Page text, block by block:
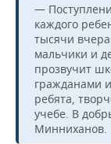
—
каждого
тысячи
мальчики и
прозвучит
гражданами
ребята,
учебе. В
Минниханов.